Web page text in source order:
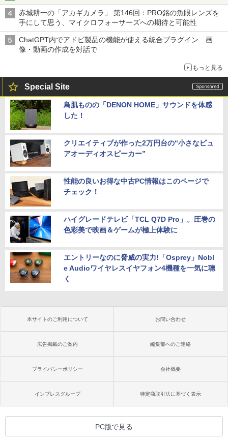
赤城耕一の「アカギカメラ」 第146回：PRO銘の魚眼レンズを
手にして思う、マイクロフォーサーズへの期待と可能性
ChatGPT内でアドビ製品の機能が使える統合プラグイン 画
像・動画の作成を対話で
もっと見る
Special Site
鳥肌ものの「DENON HOME」サウンドを体感
した！
クリエイティブが作った2万円台の“小さなピュ
アオーディオスピーカー”
性能の良いお得な中古PC情報はこのページで
チェック！
ハイグレードテレビ「TCL Q7D Pro」。圧巻の
色彩美で映画＆ゲームが極上体験に
エントリーなのに脅威の実力!「Osprey」Nobl
e Audioワイヤレスイヤフォン4機種を一気に聴
く
本サイトのご利用について お問い合わせ
広告掲載のご案内 編集部へのご連絡
プライバシーポリシー 会社概要
インプレスグループ 特定商取引法に基づく表示
PC版で見る